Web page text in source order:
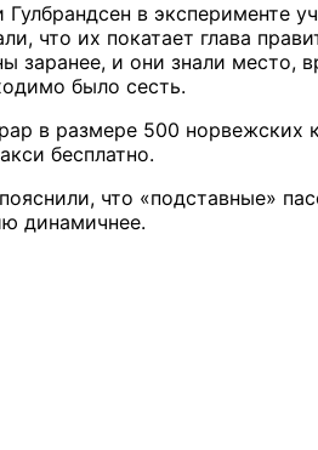
в эксперименте
что их покатает глава
заранее, и они знали место,
было сесть.
в размере 500 норвежских
бесплатно.
что «подставные»
динамичнее.